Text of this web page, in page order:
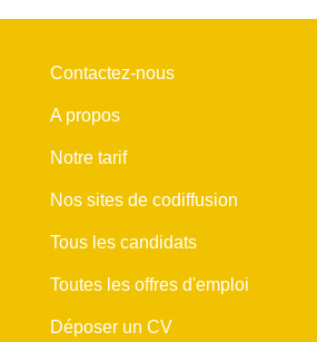
Contactez-nous
A propos
Notre tarif
Nos sites de codiffusion
Tous les candidats
Toutes les offres d'emploi
Déposer un CV